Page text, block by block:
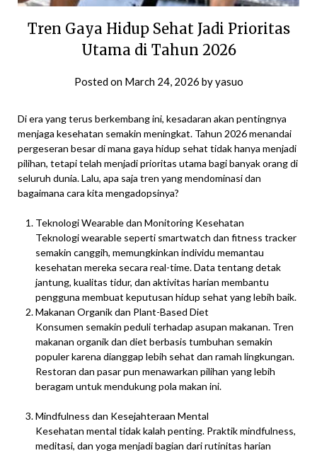
Tren Gaya Hidup Sehat Jadi Prioritas
Utama di Tahun 2026
Posted on March 24, 2026 byyasuo
Di era yang terus berkembang ini, kesadaran akan pentingnya
menjaga kesehatan semakin meningkat. Tahun 2026 menandai
pergeseran besar di mana gaya hidup sehat tidak hanya menjadi
pilihan, tetapi telah menjadi prioritas utama bagi banyak orang di
seluruh dunia. Lalu, apa saja tren yang mendominasi dan
bagaimana cara kita mengadopsinya?
Teknologi Wearable dan Monitoring Kesehatan
Teknologi wearable seperti smartwatch dan fitness tracker
semakin canggih, memungkinkan individu memantau
kesehatan mereka secara real-time. Data tentang detak
jantung, kualitas tidur, dan aktivitas harian membantu
pengguna membuat keputusan hidup sehat yang lebih baik.
Makanan Organik dan Plant-Based Diet
Konsumen semakin peduli terhadap asupan makanan. Tren
makanan organik dan diet berbasis tumbuhan semakin
populer karena dianggap lebih sehat dan ramah lingkungan.
Restoran dan pasar pun menawarkan pilihan yang lebih
beragam untuk mendukung pola makan ini.
Mindfulness dan Kesejahteraan Mental
Kesehatan mental tidak kalah penting. Praktik mindfulness,
meditasi, dan yoga menjadi bagian dari rutinitas harian